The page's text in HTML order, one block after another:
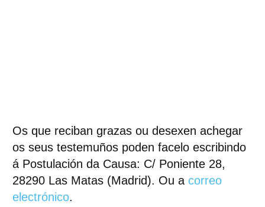
Os que reciban grazas ou desexen achegar
os seus testemuños poden facelo escribindo
á Postulación da Causa: C/ Poniente 28,
28290 Las Matas (Madrid). Ou a correo
electrónico.